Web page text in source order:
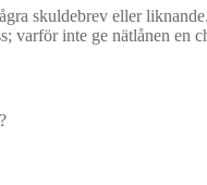
skuldebrev eller
varför inte ge nätlånen en